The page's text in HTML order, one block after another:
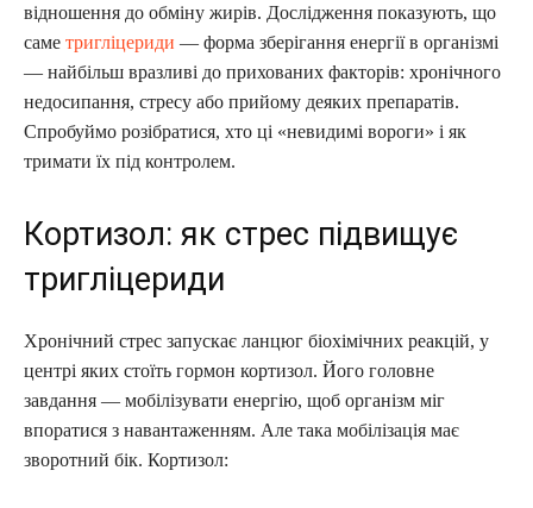
відношення до обміну жирів. Дослідження показують, що
саме тригліцериди — форма зберігання енергії в організмі
— найбільш вразливі до прихованих факторів: хронічного
недосипання, стресу або прийому деяких препаратів.
Спробуймо розібратися, хто ці «невидимі вороги» і як
тримати їх під контролем.
Кортизол: як стрес підвищує
тригліцериди
Хронічний стрес запускає ланцюг біохімічних реакцій, у
центрі яких стоїть гормон кортизол. Його головне
завдання — мобілізувати енергію, щоб організм міг
впоратися з навантаженням. Але така мобілізація має
зворотний бік. Кортизол: